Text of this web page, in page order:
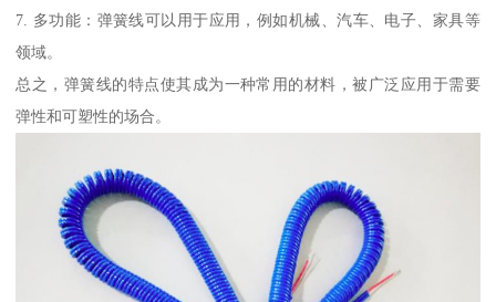
7. 多功能：弹簧线可以用于应用，例如机械、汽车、电子、家具等
领域。
总之，弹簧线的特点使其成为一种常用的材料，被广泛应用于需要
弹性和可塑性的场合。